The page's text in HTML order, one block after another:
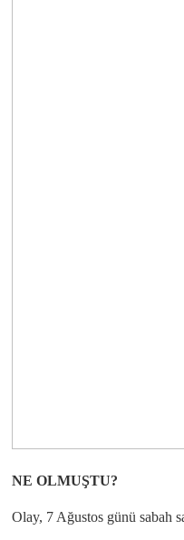
NE OLMUŞTU?
Olay, 7 Ağustos günü sabah